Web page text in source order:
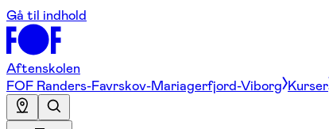
Gå til indhold
Aftenskolen
FOF Randers-Favrskov-Mariagerfjord-Viborg Kurser